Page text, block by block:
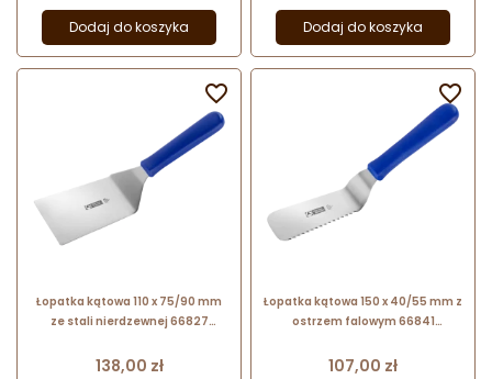
Dodaj do koszyka Dodaj do koszyka
Łopatka kątowa 110 x 75/90 mm
ze stali nierdzewnej 66827
Cena
138,00 zł

Łopatka kątowa 150 x 40/55 mm z
ostrzem falowym 66841
Cena
107,00 zł
